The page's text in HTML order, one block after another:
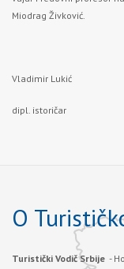
Miodrag Živković.
Vladimir Lukić
dipl. istoričar
O
Turistički Vodič Srbije -